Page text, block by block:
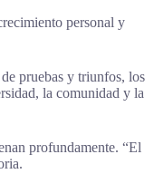
personal y
pruebas y triunfos, los
la comunidad y la
profundamente. “El